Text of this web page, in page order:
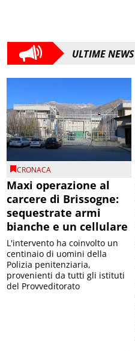
ULTIME NEWS
CRONACA
Maxi operazione al
carcere di Brissogne:
sequestrate armi
bianche e un cellulare
L'intervento ha coinvolto un
centinaio di uomini della
Polizia penitenziaria,
provenienti da tutti gli istituti
del Provveditorato